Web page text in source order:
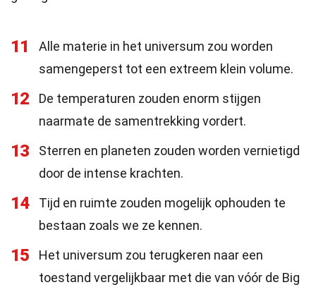
11
Alle materie in het universum zou worden
samengeperst tot een extreem klein volume.
12
De temperaturen zouden enorm stijgen
naarmate de samentrekking vordert.
13
Sterren en planeten zouden worden vernietigd
door de intense krachten.
14
Tijd en ruimte zouden mogelijk ophouden te
bestaan zoals we ze kennen.
15
Het universum zou terugkeren naar een
toestand vergelijkbaar met die van vóór de Big